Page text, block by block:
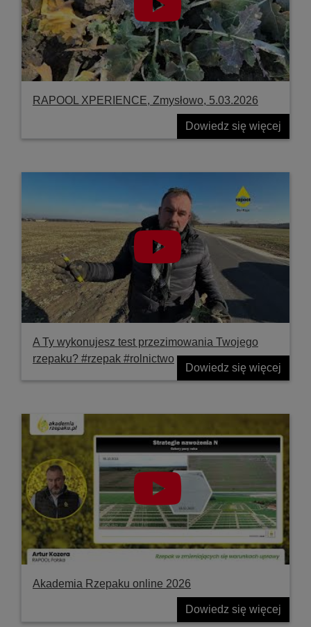
RAPOOL XPERIENCE, Zmysłowo, 5.03.2026
Dowiedz się więcej
A Ty wykonujesz test przezimowania Twojego
rzepaku? #rzepak #rolnictwo
Dowiedz się więcej
Akademia Rzepaku online 2026
Dowiedz się więcej